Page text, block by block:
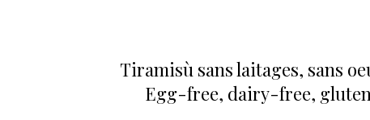
Tiramisù sans laitages, sans
Egg-free, dairy-free,